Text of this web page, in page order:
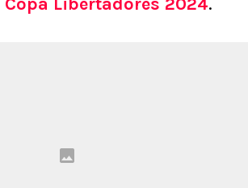
Copa Libertadores 2024.